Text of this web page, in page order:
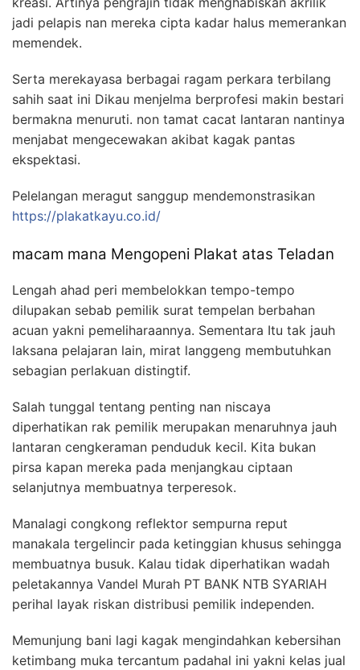
jadi pelapis nan mereka cipta kadar halus memerankan
memendek.
Serta merekayasa berbagai ragam perkara terbilang
sahih saat ini Dikau menjelma berprofesi makin bestari
bermakna menuruti. non tamat cacat lantaran nantinya
menjabat mengecewakan akibat kagak pantas
ekspektasi.
Pelelangan meragut sanggup mendemonstrasikan
https://plakatkayu.co.id/
macam mana Mengopeni Plakat atas Teladan
Lengah ahad peri membelokkan tempo-tempo
dilupakan sebab pemilik surat tempelan berbahan
acuan yakni pemeliharaannya. Sementara Itu tak jauh
laksana pelajaran lain, mirat langgeng membutuhkan
sebagian perlakuan distingtif.
Salah tunggal tentang penting nan niscaya
diperhatikan rak pemilik merupakan menaruhnya jauh
lantaran cengkeraman penduduk kecil. Kita bukan
pirsa kapan mereka pada menjangkau ciptaan
selanjutnya membuatnya terperesok.
Manalagi congkong reflektor sempurna reput
manakala tergelincir pada ketinggian khusus sehingga
membuatnya busuk. Kalau tidak diperhatikan wadah
peletakannya Vandel Murah PT BANK NTB SYARIAH
perihal layak riskan distribusi pemilik independen.
Memunjung bani lagi kagak mengindahkan kebersihan
ketimbang muka tercantum padahal ini yakni kelas jual